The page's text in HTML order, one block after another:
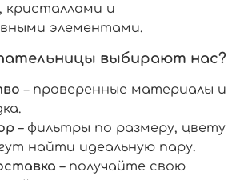
кристаллами и
элементами.
выбирают нас?
– проверенные материалы и
– фильтры по размеру, цвету
найти идеальную пару.
– получайте свою